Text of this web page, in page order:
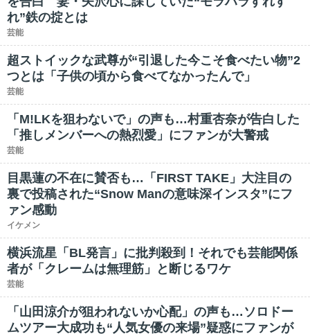
れ”鉄の掟とは
芸能
超ストイックな武尊が“引退した今こそ食べたい物”2
つとは「子供の頃から食べてなかったんで」
芸能
「M!LKを狙わないで」の声も…村重杏奈が告白した
「推しメンバーへの熱烈愛」にファンが大警戒
芸能
目黒蓮の不在に賛否も…「FIRST TAKE」大注目の
裏で投稿された“Snow Manの意味深インスタ”にフ
ァン感動
イケメン
横浜流星「BL発言」に批判殺到！それでも芸能関係
者が「クレームは無理筋」と断じるワケ
芸能
「山田涼介が狙われないか心配」の声も…ソロドー
ムツアー大成功も“人気女優の来場”疑惑にファンが